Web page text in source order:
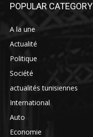
POPULAR CATEGORY
A la une
Actualité
Politique
Société
actualités tunisiennes
International
Auto
Economie